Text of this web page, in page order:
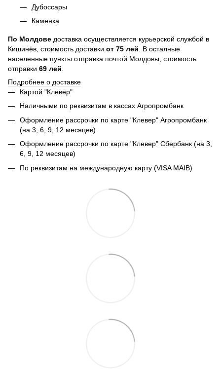
Дубоссары
Каменка
По Молдове доставка осуществляется курьерской службой в
Кишинёв, стоимость доставки от 75 лей . В осталные
населенные пункты отправка почтой Молдовы, стоимость
отправки 69 лей
Подробнее о доставке
Картой "Клевер"
Наличными по реквизитам в кассах Агропромбанк
Оформление рассрочки по карте "Клевер" Агропромбанк
(на 3, 6, 9, 12 месяцев)
Оформление рассрочки по карте "Клевер" Сбербанк (на 3,
6, 9, 12 месяцев)
По реквизитам на международную карту (VISA MAIB)